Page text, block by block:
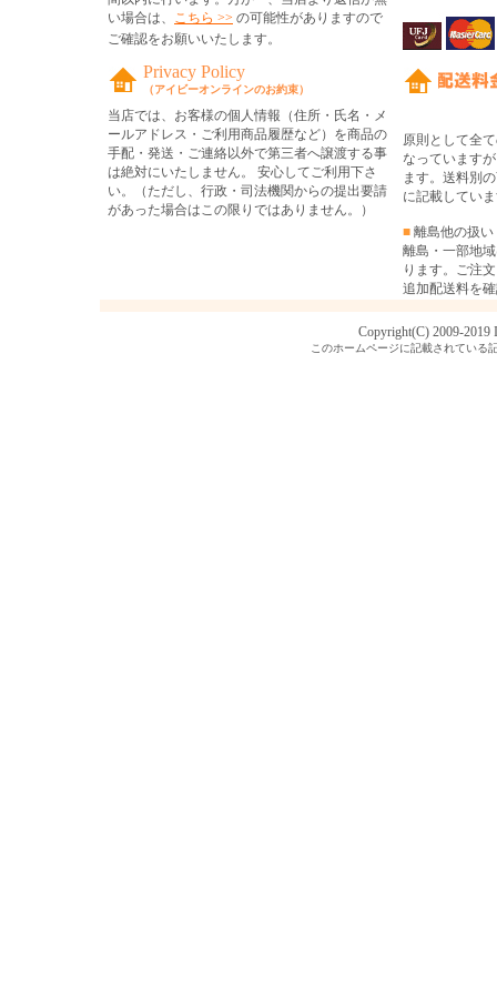
い場合は、 こちら >> の可能性がありますので
ご確認をお願いいたします。
Privacy Policy
（アイビーオンラインのお約束）
当店では、お客様の個人情報（住所・氏名・メ
ールアドレス・ご利用商品履歴など）を商品の
手配・発送・ご連絡以外で第三者へ譲渡する事
は絶対にいたしません。 安心してご利用下さ
い。（ただし、行政・司法機関からの提出要請
があった場合はこの限りではありません。）
原則として全
なっています
ます。送料別
に記載してい
■ 離島他の扱い
離島・一部地
ります。ご注
追加配送料を
Copyright(C) 2009-2019
このホームページに記載されている